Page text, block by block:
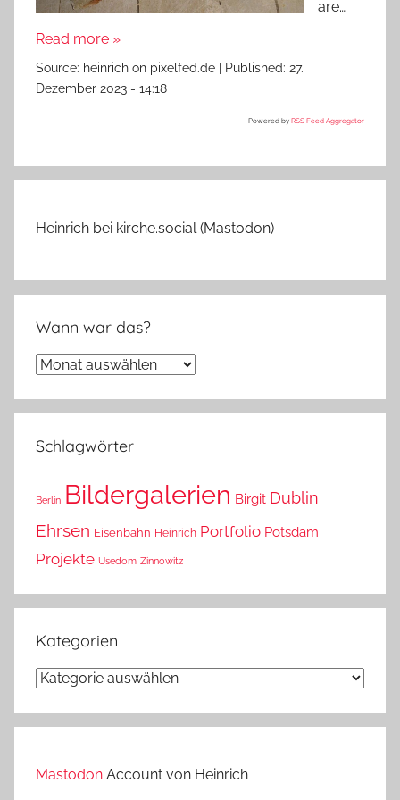
are…
Read more »
Source: heinrich on pixelfed.de Published: 27.
Dezember 2023 - 14:18
Powered by RSS Feed Aggregator
Heinrich bei kirche.social (Mastodon)
Wann war das?
Wann
das?
Schlagwörter
Berlin Bildergalerien Birgit Dublin
Ehrsen Eisenbahn Heinrich Portfolio Potsdam
Projekte Usedom Zinnowitz
Kategorien
Kategorien
Mastodon Account von Heinrich